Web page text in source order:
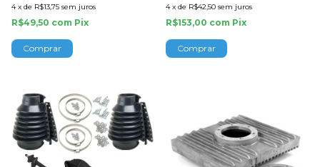
4 x de R$13,75 sem juros
R$49,50 com Pix
Comprar
4 x de R$42,50 sem juros
R$153,00 com Pix